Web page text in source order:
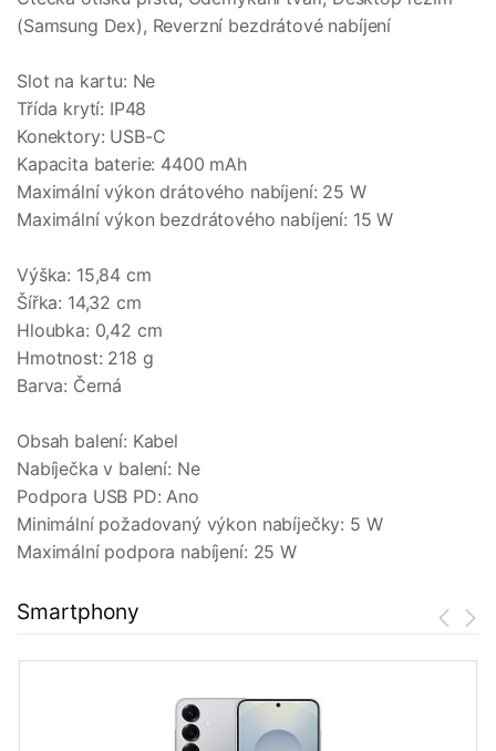
(Samsung Dex), Reverzní bezdrátové nabíjení
Slot na kartu: Ne
Třída krytí: IP48
Konektory: USB-C
Kapacita baterie: 4400 mAh
Maximální výkon drátového nabíjení: 25 W
Maximální výkon bezdrátového nabíjení: 15 W
Výška: 15,84 cm
Šířka: 14,32 cm
Hloubka: 0,42 cm
Hmotnost: 218 g
Barva: Černá
Obsah balení: Kabel
Nabíječka v balení: Ne
Podpora USB PD: Ano
Minimální požadovaný výkon nabíječky: 5 W
Maximální podpora nabíjení: 25 W
Smartphony